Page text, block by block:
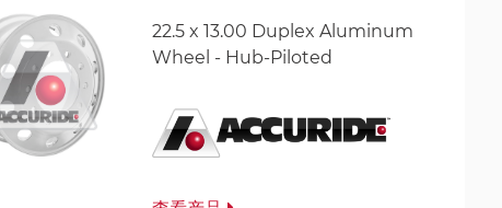
22.5 x 13.00 Duplex Aluminum
Wheel - Hub-Piloted